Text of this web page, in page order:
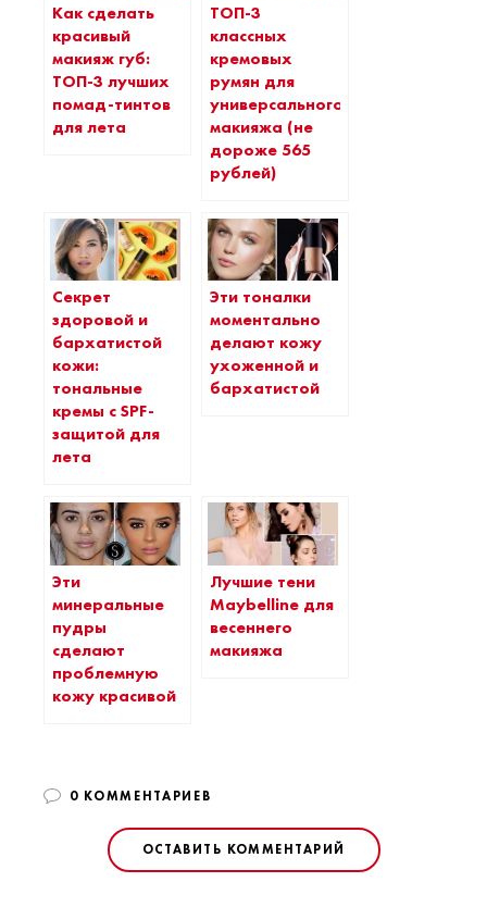
Как сделать
красивый
макияж губ:
ТОП-3 лучших
помад-тинтов
для лета
ТОП-3
классных
кремовых
румян для
универсального
макияжа (не
дороже 565
рублей)
Секрет
здоровой и
бархатистой
кожи:
тональные
кремы с SPF-
защитой для
лета
Эти тоналки
моментально
делают кожу
ухоженной и
бархатистой
Эти
минеральные
пудры
сделают
проблемную
кожу красивой
Лучшие тени
Maybelline для
весеннего
макияжа
0 КОММЕНТАРИЕВ
ОСТАВИТЬ КОММЕНТАРИЙ